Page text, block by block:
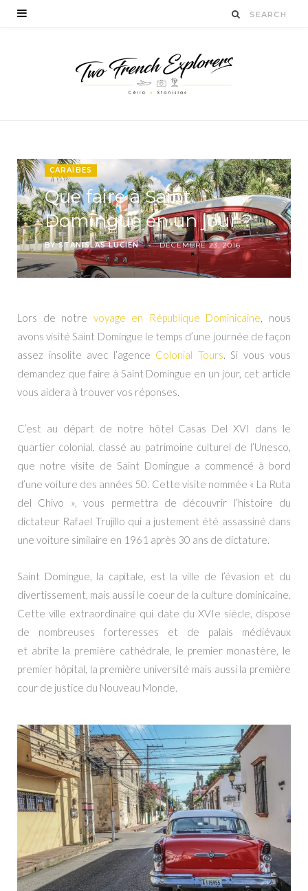
CARAÏBES
Que faire à Saint
Domingue en un jour ?
BYSTANISLAS LUCIEN DÉCEMBRE 23, 2016
Lors de notre voyage en République Dominicaine, nous
avons visité Saint Domingue le temps d’une journée de façon
assez insolite avec l’agence Colonial Tours. Si vous vous
demandez que faire à Saint Domingue en un jour, cet article
vous aidera à trouver vos réponses.
C’est au départ de notre hôtel Casas Del XVI dans le
quartier colonial, classé au patrimoine culturel de l’Unesco,
que notre visite de Saint Domingue a commencé à bord
d’une voiture des années 50. Cette visite nommée « La Ruta
del Chivo », vous permettra de découvrir l’histoire du
dictateur Rafael Trujillo qui a justement été assassiné dans
une voiture similaire en 1961 après 30 ans de dictature.
Saint Domingue, la capitale, est la ville de l’évasion et du
divertissement, mais aussi le coeur de la culture dominicaine.
Cette ville extraordinaire qui date du XVIe siècle, dispose
de nombreuses forteresses et de palais médiévaux
et abrite la première cathédrale, le premier monastère, le
premier hôpital, la première université mais aussi la première
cour de justice du Nouveau Monde.